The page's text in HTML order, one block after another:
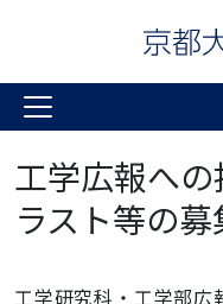
工学広報へ
ラスト等の
工学研究科・工学部広